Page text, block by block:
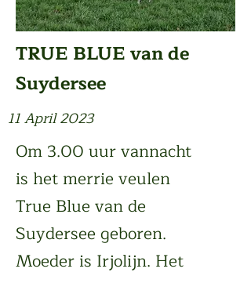
TRUE BLUE van de
Suydersee
11 April 2023
Om 3.00 uur vannacht
is het merrie veulen
True Blue van de
Suydersee geboren.
Moeder is Irjolijn. Het